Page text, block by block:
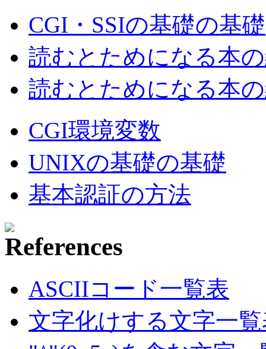
CGI・SSIの基礎の基礎
読むとためになる本
読むとためになる本
CGI環境変数
UNIXの基礎の基礎
基本認証の方法
ASCIIコード一覧表
文字化けする文字一